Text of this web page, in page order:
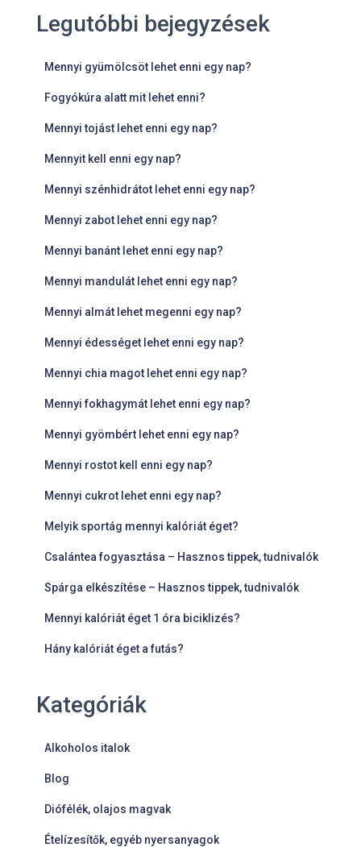
Legutóbbi bejegyzések
Mennyi gyümölcsöt lehet enni egy nap?
Fogyókúra alatt mit lehet enni?
Mennyi tojást lehet enni egy nap?
Mennyit kell enni egy nap?
Mennyi szénhidrátot lehet enni egy nap?
Mennyi zabot lehet enni egy nap?
Mennyi banánt lehet enni egy nap?
Mennyi mandulát lehet enni egy nap?
Mennyi almát lehet megenni egy nap?
Mennyi édességet lehet enni egy nap?
Mennyi chia magot lehet enni egy nap?
Mennyi fokhagymát lehet enni egy nap?
Mennyi gyömbért lehet enni egy nap?
Mennyi rostot kell enni egy nap?
Mennyi cukrot lehet enni egy nap?
Melyik sportág mennyi kalóriát éget?
Csalántea fogyasztása – Hasznos tippek, tudnivalók
Spárga elkészítése – Hasznos tippek, tudnivalók
Mennyi kalóriát éget 1 óra biciklizés?
Hány kalóriát éget a futás?
Kategóriák
Alkoholos italok
Blog
Diófélék, olajos magvak
Ételízesítők, egyéb nyersanyagok